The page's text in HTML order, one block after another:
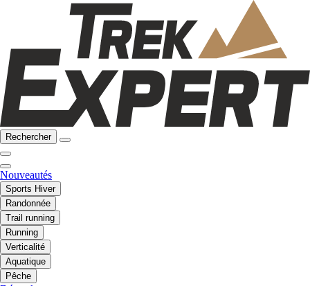
Rechercher
Nouveautés
Sports Hiver
Randonnée
Trail running
Running
Verticalité
Aquatique
Pêche